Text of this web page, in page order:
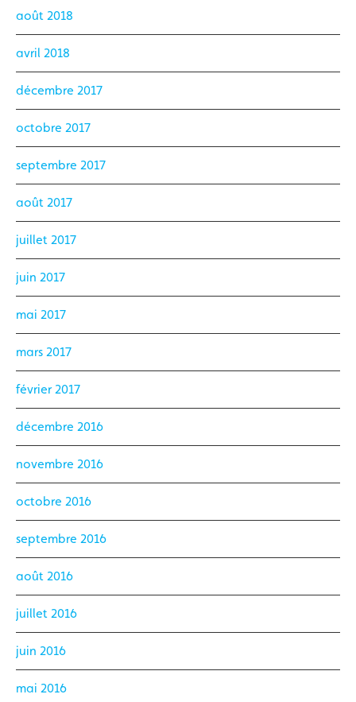
août 2018
avril 2018
décembre 2017
octobre 2017
septembre 2017
août 2017
juillet 2017
juin 2017
mai 2017
mars 2017
février 2017
décembre 2016
novembre 2016
octobre 2016
septembre 2016
août 2016
juillet 2016
juin 2016
mai 2016